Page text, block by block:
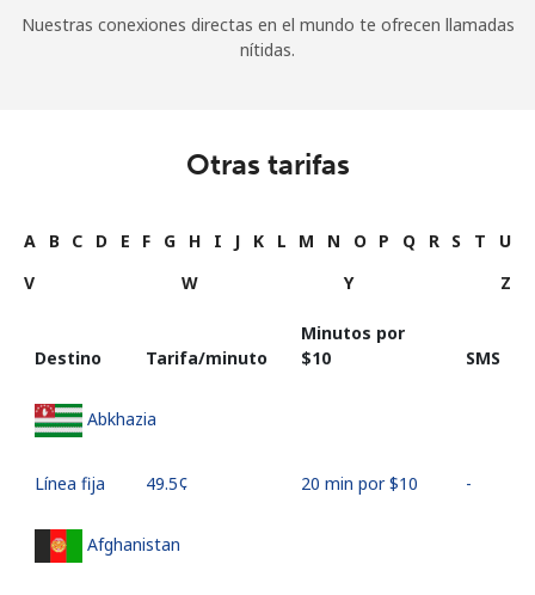
Nuestras conexiones directas en el mundo te ofrecen llamadas
nítidas.
Otras tarifas
A B C D E F G H I J K L M N O P Q R S T
U
V
W Y Z
Destino Tarifa/minuto
Minutos por
⁦$10⁩
SMS
Abkhazia
Línea fija ⁦49.5¢⁩ 20 min por ⁦$10⁩ -
Afghanistan